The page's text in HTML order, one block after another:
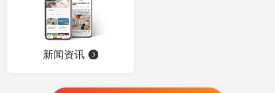
新闻资讯